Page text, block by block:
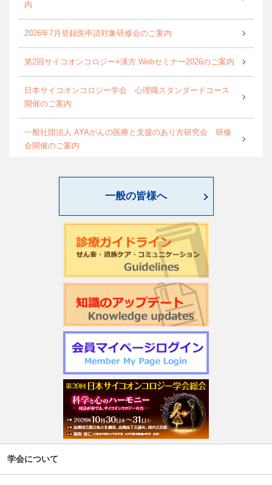
内
2026年7月登録医申請対象研修会のご案内
第2回サイコオンコロジー×漢方 Webセミナー2026のご案内
日本サイコオンコロジー学会 心理職スタンダードコース
開催のご案内
一般社団法人 AYAがんの医療と支援のあり方研究会 研修
会開催のご案内
第4回緩和臨床研究ワークショップのご案内
日本サイコオンコロジー学会「がん領域における認知行動
療法：基本スキル演習」研修会のご案内
2026年度学会開催CSTについて更新しました
第22回日本仏教看護・ビハーラ学会開催のお知らせ
第1回サイコオンコロジー×漢方 Webセミナー2026のご案内
令和7年度 日本がん相談研究会 第2回研修会開催のお知ら
週刊現代(3月2日号)精神腫瘍科特集記事について
「第5回せん妄対応プログラム研修会」開催について
【新旧対照表訂正】「がん等の診療に携わる医師等に対す
一般の皆様へ
学会について